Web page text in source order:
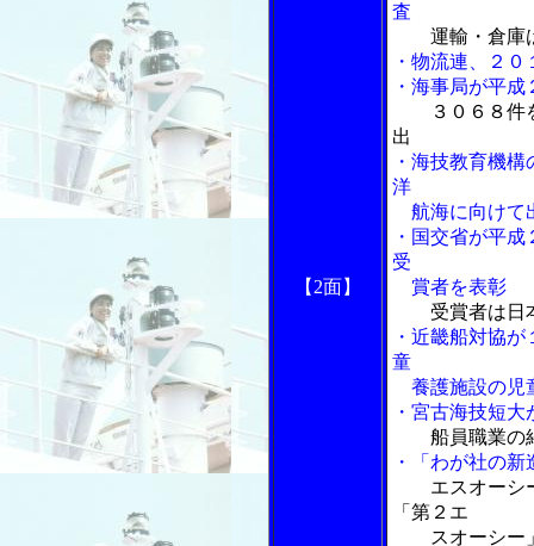
【2面】
査
運輸・倉庫
・物流連、２
・海事局が平
３０６８
出
・海技教育機
洋
航海に向けて
・国交省が平
受
賞者を表彰
受賞者は日
・近畿船対協
童
養護施設の児
・宮古海技短
船員職業の
・「わが社の新
エスオーシ
「第２エ
スオーシー」